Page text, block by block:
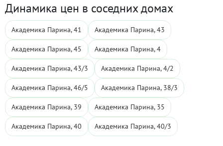
Динамика цен в соседних домах
Академика Парина, 41 Академика Парина, 43
Академика Парина, 45 Академика Парина, 4
Академика Парина, 43/3 Академика Парина, 4/2
Академика Парина, 46/5 Академика Парина, 38/3
Академика Парина, 39 Академика Парина, 35
Академика Парина, 40 Академика Парина, 40/3